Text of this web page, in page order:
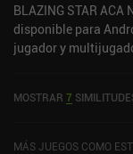
BLAZING STAR ACA
disponible para
jugador y
5,0 en Google Play y
MOSTRAR 7
MÁS JUEGOS COMO